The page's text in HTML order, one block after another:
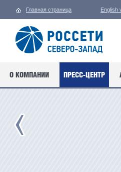
Главная страница English
О КОМПАНИИ ПРЕСС-ЦЕНТР